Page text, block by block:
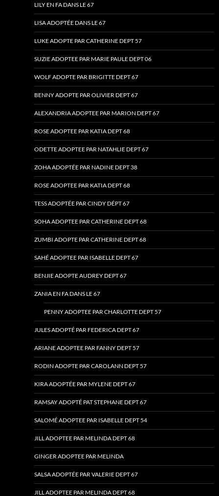
LILY EN FA DANS LE 67
LISA ADOPTÉE DANS LE 67
LUKE ADOPTE PAR CATHERINE DEPT 57
SUZIE ADOPTEE PAR MARIE PAULE DEPT 06
WOLF ADOPTE PAR BRIGITTE DEPT 67
BENNY ADOPTE PAR OLIVIER DEPT 67
ALEXANDRIA ADOPTEE PAR MARION DEPT 67
ROSE ADOPTEE PAR KATIA DEPT 68
ODETTE ADOPTEE PAR NATAHLIE DEPT 67
ZOHA ADOPTÉE PAR NADINE DEPT 38
ROSE ADOPTEE PAR KATIA DEPT 68
TESS ADOPTÉE PAR CINDY DÉPT 67
SOHA ADOPTEE PAR CATHERINE DEPT 68
ZUMBI ADOPTE PAR CATHERINE DEPT 68
SAHÉ ADOPTEE PAR ISABELLE DEPT 67
BENJIE ADOPTE AUDREY DEPT 67
ZANIA EN FA DANS LE 67
PENNY ADOPTEE PAR CHARLOTTE DEPT 57
JULES ADOPTÉ PAR FEDERICA DEPT 67
ARIANE ADOPTEE PAR FANNY DEPT 57
RODIN ADOPTE PAR CAROLANN DEPT 57
KIRA ADOPTÉE PAR MYLENE DEPT 67
RAMSAY ADOPTÉ PAT STEPHANE DEPT 67
SALOMÉ ADOPTEE PAR ISABELLE DEPT 54
JILL ADOPTEE PAR MELINDA DEPT 68
GINGER ADOPTEE PAR MELINDA
SALSA ADOPTÉE PAR VALERIE DEPT 67
JILL ADOPTEE PAR MELINDA DEPT 68